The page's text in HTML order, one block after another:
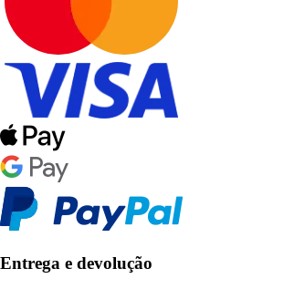
Entrega e devolução